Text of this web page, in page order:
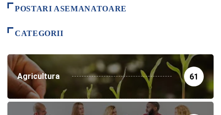
POSTARI ASEMANATOARE
CATEGORII
Agricultura 61